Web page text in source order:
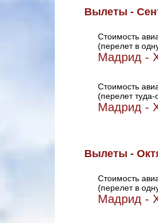
Вылеты -
Стоимость
(перелет в
Мадрид -
Стоимость
(перелет
Мадрид -
Вылеты -
Стоимость
(перелет в
Мадрид -